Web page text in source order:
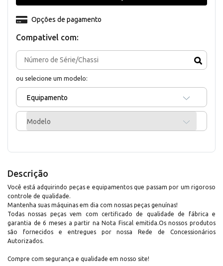
Compativel com:
ou selecione um modelo:
Equipamento
Modelo
Opções de pagamento
Descrição
Você está adquirindo peças e equipamentos que passam por um rigoroso
controle de qualidade.
Mantenha suas máquinas em dia com nossas peças genuínas!
Todas nossas peças vem com certificado de qualidade de fábrica e
garantia de 6 meses a partir na Nota Fiscal emitida.Os nossos produtos
são fornecidos e entregues por nossa Rede de Concessionários
Autorizados.
Compre com segurança e qualidade em nosso site!